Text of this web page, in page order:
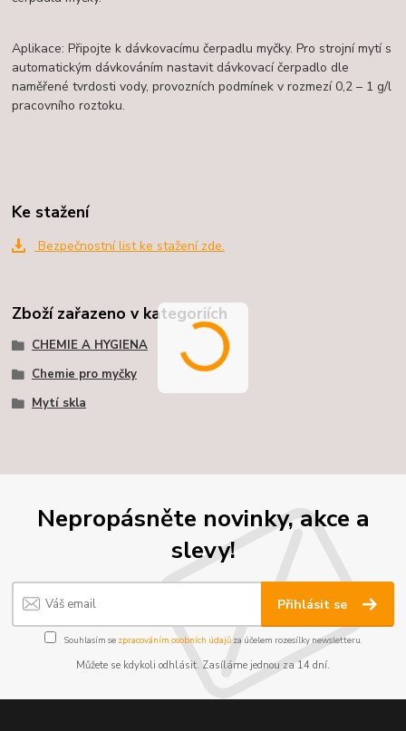
Aplikace: Připojte k dávkovacímu čerpadlu myčky. Pro strojní mytí s
automatickým dávkováním nastavit dávkovací čerpadlo dle
naměřené tvrdosti vody, provozních podmínek v rozmezí 0,2 – 1 g/l
pracovního roztoku.
Ke stažení
Bezpečnostní list ke stažení zde.
Zboží zařazeno v kategoriích
CHEMIE A HYGIENA
Chemie pro myčky
Mytí skla
Nepropásněte novinky, akce a
slevy!
Přihlásit se
Souhlasím se zpracováním osobních údajůza účelem rozesílky newsletteru.
Můžete se kdykoli odhlásit. Zasíláme jednou za 14 dní.